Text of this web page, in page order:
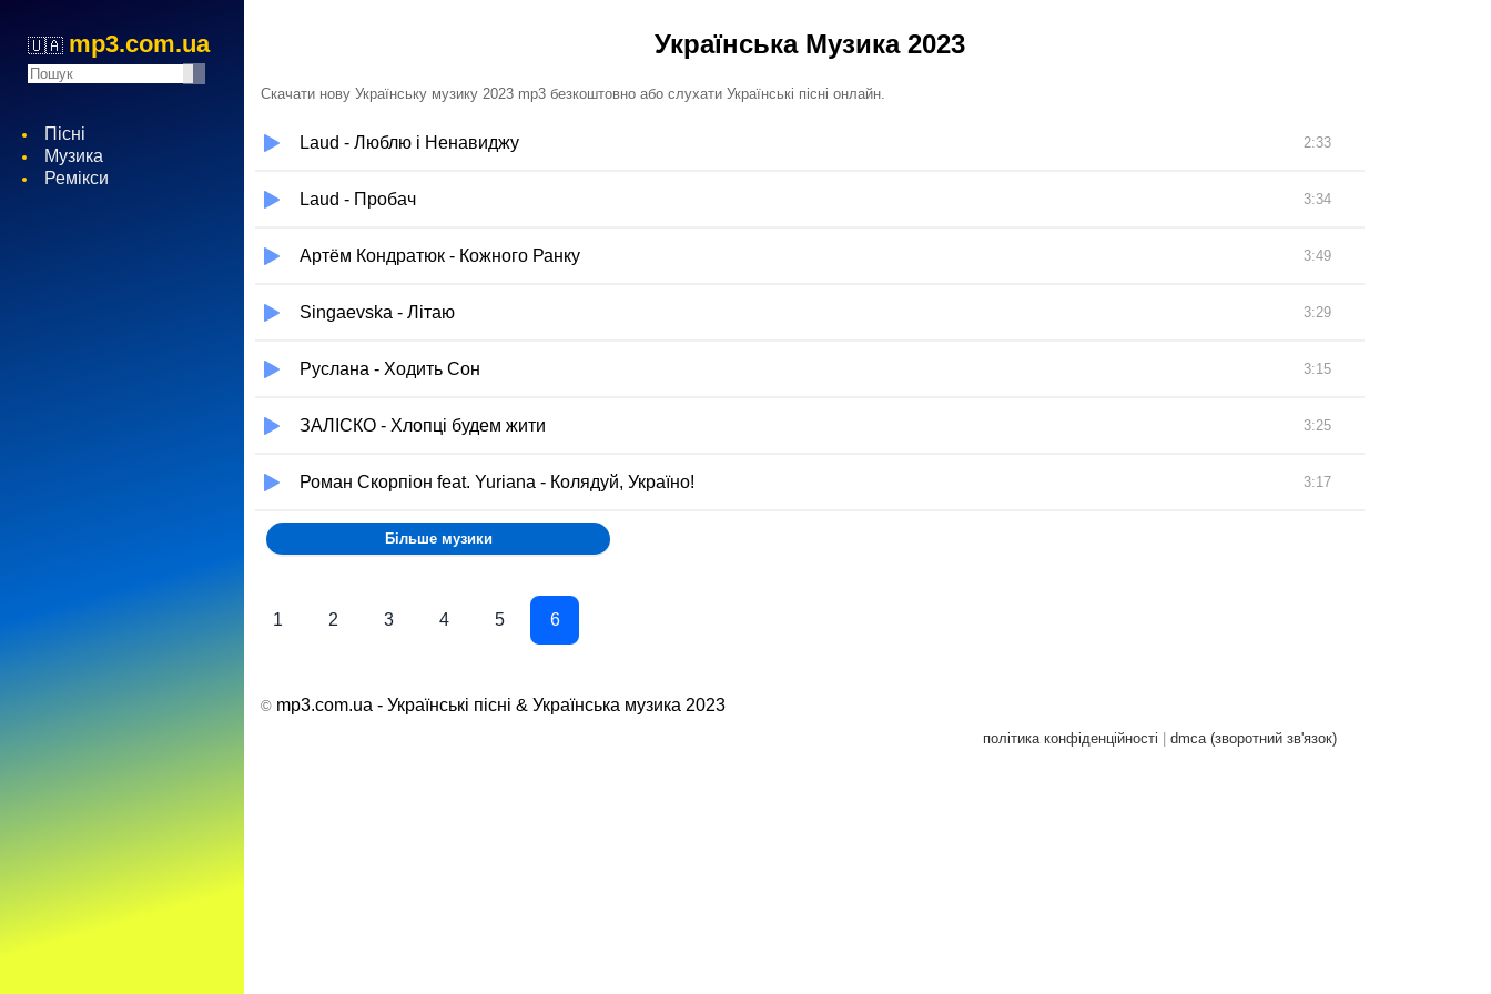
🇺🇦 mp3.com.ua
Пісні
Музика
Ремікси
Українська Музика 2023
Скачати нову Українську музику 2023 mp3 безкоштовно або слухати Українські пісні онлайн.
Laud - Люблю і Ненавиджу 2:33
Laud - Пробач 3:34
Артём Кондратюк - Кожного Ранку 3:49
Singaevska - Літаю 3:29
Руслана - Ходить Сон 3:15
ЗАЛІСКО - Хлопці будем жити 3:25
Роман Скорпіон feat. Yuriana - Колядуй, Україно! 3:17
Більше музики
1 2 3 4 5 6
© mp3.com.ua - Українські пісні & Українська музика 2023
політика конфіденційності dmca (зворотний зв'язок)